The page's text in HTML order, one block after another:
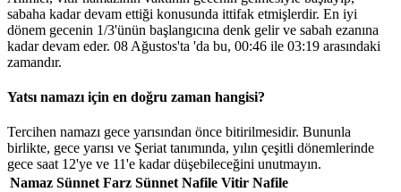
sabaha kadar devam ettiği konusunda ittifak etmişlerdir. En iyi
dönem gecenin 1/3'ünün başlangıcına denk gelir ve sabah ezanına
kadar devam eder. 08 Ağustos'ta 'da bu, 00:46 ile 03:19 arasındaki
zamandır.
Yatsı namazı için en doğru zaman hangisi?
Tercihen namazı gece yarısından önce bitirilmesidir. Bununla
birlikte, gece yarısı ve Şeriat tanımında, yılın çeşitli dönemlerinde
gece saat 12'ye ve 11'e kadar düşebileceğini unutmayın.
Namaz Sünnet Farz Sünnet Nafile Vitir Nafile